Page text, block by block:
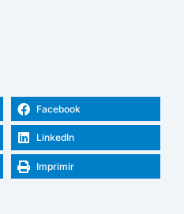
Facebook
LinkedIn
Imprimir